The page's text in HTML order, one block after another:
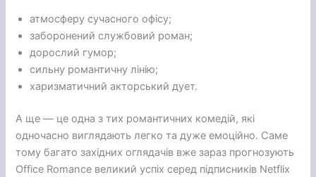
атмосферу сучасного офісу;
заборонений службовий роман;
дорослий гумор;
сильну романтичну лінію;
харизматичний акторський дует.
А ще — це одна з тих романтичних комедій, які
одночасно виглядають легко та дуже емоційно. Саме
тому багато західних оглядачів вже зараз прогнозують
Office Romance великий успіх серед підписників Netflix